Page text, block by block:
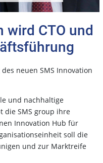
wird CTO und
neuen SMS Innovation
und nachhaltige
die SMS group ihre
Innovation Hub für
soll die
und zur Marktreife